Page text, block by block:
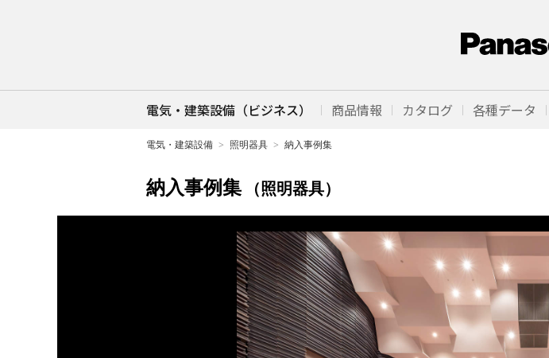
電気・建築設備（ビジネス） 商品情報 カタログ 各種データ
電気・建築設備 照明器具 納入事例集
納入事例集 （照明器具）